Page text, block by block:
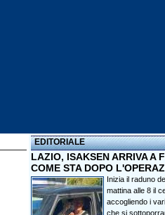
EDITORIALE
LAZIO, ISAKSEN ARRIVA A
COME STA DOPO
Inizia il raduno
mattina alle 8 il
accogliendo i
che si